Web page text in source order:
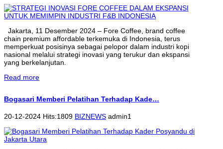
Jakarta, 11 Desember 2024 – Fore Coffee, brand coffee
chain premium affordable terkemuka di Indonesia, terus
memperkuat posisinya sebagai pelopor dalam industri kopi
nasional melalui strategi inovasi yang terukur dan ekspansi
yang berkelanjutan.
Read more
Bogasari Memberi Pelatihan Terhadap Kade…
20-12-2024 Hits:1809 BIZNEWS admin1